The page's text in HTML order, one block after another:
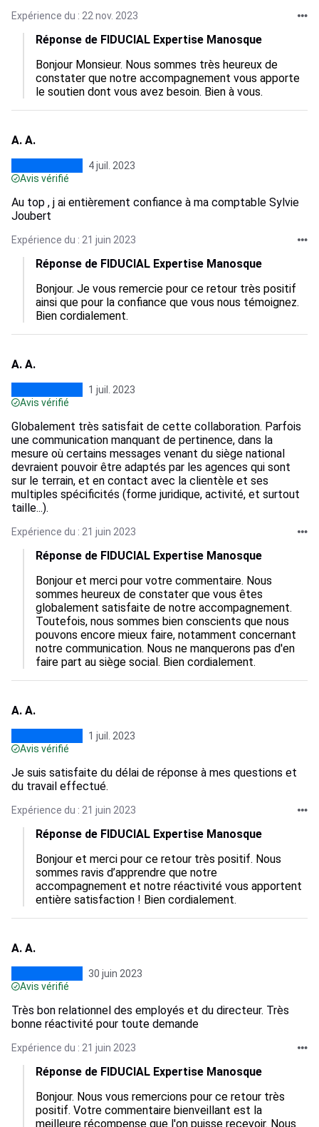
Expérience du : 22 nov. 2023
Réponse de FIDUCIAL Expertise Manosque
Bonjour Monsieur. Nous sommes très heureux de
constater que notre accompagnement vous apporte
le soutien dont vous avez besoin. Bien à vous.
A. A.
4 juil. 2023
Avis vérifié
Au top , j ai entièrement confiance à ma comptable Sylvie
Joubert
Expérience du : 21 juin 2023
Réponse de FIDUCIAL Expertise Manosque
Bonjour. Je vous remercie pour ce retour très positif
ainsi que pour la confiance que vous nous témoignez.
Bien cordialement.
A. A.
1 juil. 2023
Avis vérifié
Globalement très satisfait de cette collaboration. Parfois
une communication manquant de pertinence, dans la
mesure où certains messages venant du siège national
devraient pouvoir être adaptés par les agences qui sont
sur le terrain, et en contact avec la clientèle et ses
multiples spécificités (forme juridique, activité, et surtout
taille...).
Expérience du : 21 juin 2023
Réponse de FIDUCIAL Expertise Manosque
Bonjour et merci pour votre commentaire. Nous
sommes heureux de constater que vous êtes
globalement satisfaite de notre accompagnement.
Toutefois, nous sommes bien conscients que nous
pouvons encore mieux faire, notamment concernant
notre communication. Nous ne manquerons pas d'en
faire part au siège social. Bien cordialement.
A. A.
1 juil. 2023
Avis vérifié
Je suis satisfaite du délai de réponse à mes questions et
du travail effectué.
Expérience du : 21 juin 2023
Réponse de FIDUCIAL Expertise Manosque
Bonjour et merci pour ce retour très positif. Nous
sommes ravis d’apprendre que notre
accompagnement et notre réactivité vous apportent
entière satisfaction ! Bien cordialement.
A. A.
30 juin 2023
Avis vérifié
Très bon relationnel des employés et du directeur. Très
bonne réactivité pour toute demande
Expérience du : 21 juin 2023
Réponse de FIDUCIAL Expertise Manosque
Bonjour. Nous vous remercions pour ce retour très
positif. Votre commentaire bienveillant est la
meilleure récompense que l'on puisse recevoir. Nous